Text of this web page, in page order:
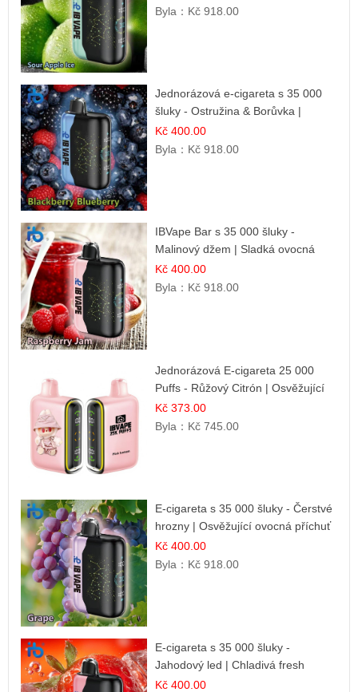
Byla： Kč 918.00
Jednorázová e-cigareta s 35 000
šluky - Ostružina & Borůvka |
Intenzivní lesní směs
Kč 400.00
Byla： Kč 918.00
IBVape Bar s 35 000 šluky -
Malinový džem | Sladká ovocná
příchuť
Kč 400.00
Byla： Kč 918.00
Jednorázová E-cigareta 25 000
Puffs - Růžový Citrón | Osvěžující
citrusová příchuť
Kč 373.00
Byla： Kč 745.00
E-cigareta s 35 000 šluky - Čerstvé
hrozny | Osvěžující ovocná příchuť
Kč 400.00
Byla： Kč 918.00
E-cigareta s 35 000 šluky -
Jahodový led | Chladivá fresh
příchuť
Kč 400.00